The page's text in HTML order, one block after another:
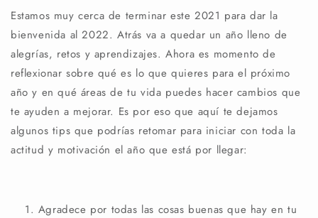
Estamos muy cerca de terminar este 2021 para dar la
bienvenida al 2022. Atrás va a quedar un año lleno de
alegrías, retos y aprendizajes. Ahora es momento de
reflexionar sobre qué es lo que quieres para el próximo
año y en qué áreas de tu vida puedes hacer cambios que
te ayuden a mejorar. Es por eso que aquí te dejamos
algunos tips que podrías retomar para iniciar con toda la
actitud y motivación el año que está por llegar:
Agradece por todas las cosas buenas que hay en tu